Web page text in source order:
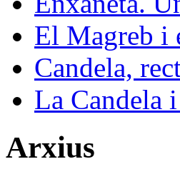
El Magreb i
Candela,
La Candela
Arxius